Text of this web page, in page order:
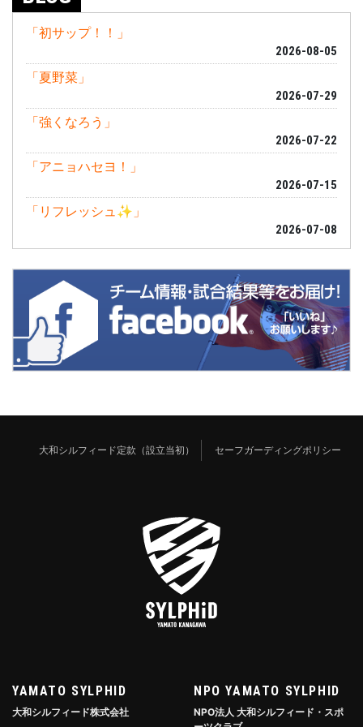
「初サップ！！」
2026-08-05
「夏野菜」
2026-07-29
「強くなろう」
2026-07-22
「アニョハセヨ！」
2026-07-15
「リフレッシュ✨」
2026-07-08
大和シルフィード定款（設立当初） セーフガーディングポリシー
YAMATO SYLPHID
大和シルフィード株式会社
NPO YAMATO SYLPHID
NPO法人 大和シルフィード・スポ